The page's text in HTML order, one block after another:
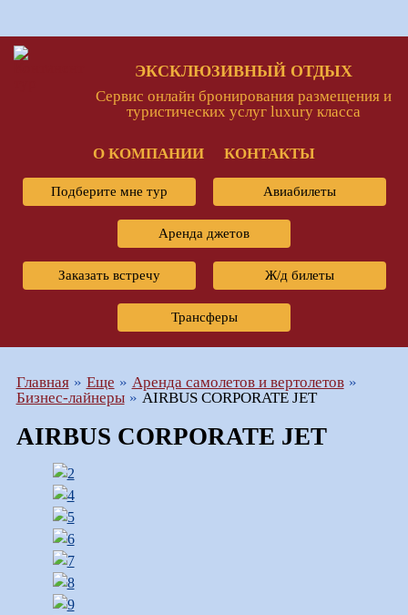
ЭКСКЛЮЗИВНЫЙ ОТДЫХ
Сервис онлайн бронирования размещения и
туристических услуг luxury класса
О КОМПАНИИ КОНТАКТЫ
Подберите мне тур Авиабилеты
Аренда джетов
Заказать встречу Ж/д билеты
Трансферы
Главная Еще
Аренда самолетов и вертолетов
Бизнес-лайнеры
AIRBUS CORPORATE JET
AIRBUS CORPORATE JET